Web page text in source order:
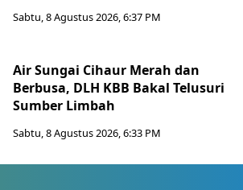
Sabtu, 8 Agustus 2026, 6:37 PM
Air Sungai Cihaur Merah dan
Berbusa, DLH KBB Bakal Telusuri
Sumber Limbah
Sabtu, 8 Agustus 2026, 6:33 PM